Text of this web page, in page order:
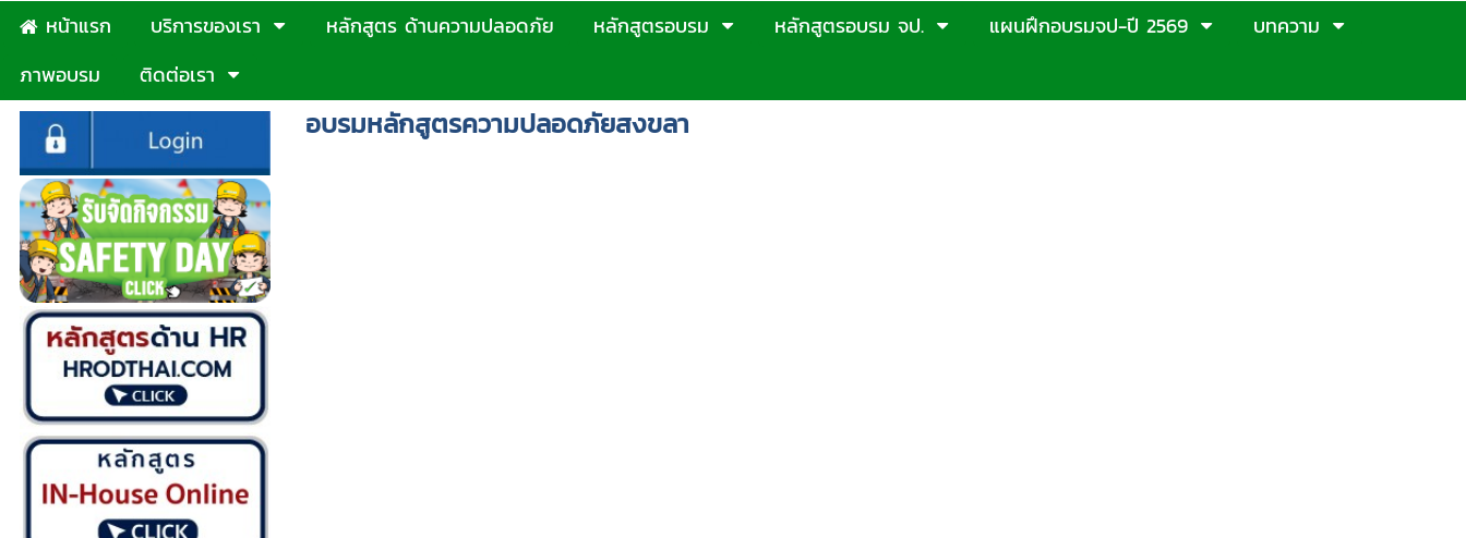
หน้าแรก บริการของเรา หลักสูตร ด้านความปลอดภัย หลักสูตรอบรม หลักสูตรอบรม จป. แผนฝึกอบรมจป-ปี 2569
บทความ
ภาพอบรม
ติดต่อเรา
อบรมหลักสูตรความปลอดภัยสงขลา